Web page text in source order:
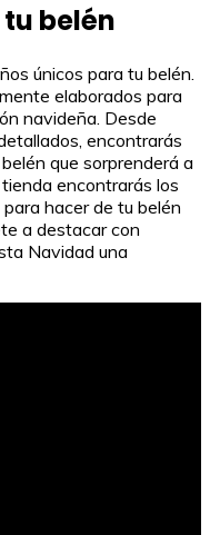
belén
únicos para tu belén.
elaborados para
navideña. Desde
encontrarás
que sorprenderá a
encontrarás los
hacer de tu belén
a destacar con
Navidad una